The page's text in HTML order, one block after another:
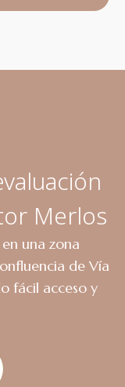
Merlos
una zona
de Vía
fácil acceso y